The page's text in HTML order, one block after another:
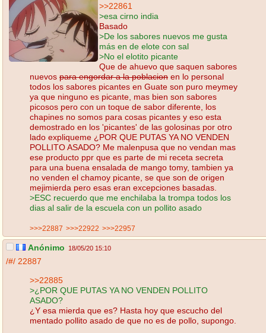
>>22861
>esa cirno india
Basado
>De los sabores nuevos me gusta
más en de elote con sal
>No el elotito picante
Que de ahuevo que saquen sabores
nuevos para engordar a la poblacion en lo personal
todos los sabores picantes en Guate son puro meymey
ya que ninguno es picante, mas bien son sabores
picosos pero con un toque de sabor diferente, los
chapines no somos para cosas picantes y eso esta
demostrado en los 'picantes' de las golosinas por otro
lado expliqueme ¿POR QUE PUTAS YA NO VENDEN
POLLITO ASADO? Me malenpusa que no vendan mas
ese producto ppr que es parte de mi receta secreta
para una buena ensalada de mango tomy, tambien ya
no venden el chamoy picante, se que son de origen
mejimierda pero esas eran excepciones basadas.
>ESC recuerdo que me enchilaba la trompa todos los
dias al salir de la escuela con un pollito asado
>>>22887 >>>22922 >>>22957
Anónimo 18/05/20 15:10
/#/ 22887
>>22885
>¿POR QUE PUTAS YA NO VENDEN POLLITO
ASADO?
¿Y esa mierda que es? Hasta hoy que escucho del
mentado pollito asado de que no es de pollo, supongo.